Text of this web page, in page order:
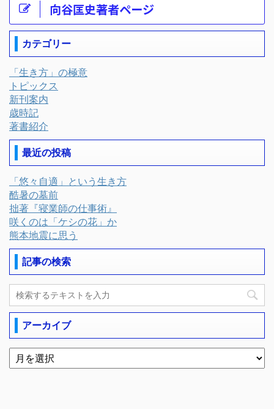
向谷匡史著者ページ
カテゴリー
「生き方」の極意
トピックス
新刊案内
歳時記
著書紹介
最近の投稿
「悠々自適」という生き方
酷暑の墓前
拙著『寝業師の仕事術』
咲くのは「ケシの花」か
熊本地震に思う
記事の検索
アーカイブ